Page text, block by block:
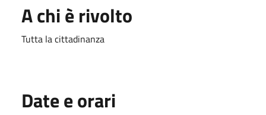
A chi è rivolto
Tutta la cittadinanza
Date e orari